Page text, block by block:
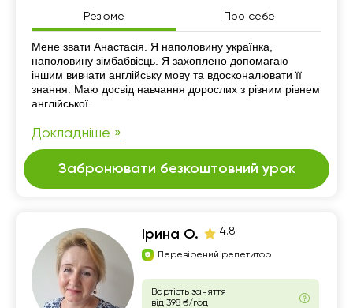
Резюме Про себе
Резюме
Мене звати Анастасія. Я наполовину українка,
наполовину зімбабвієць. Я захоплено допомагаю
іншим вивчати англійську мову та вдосконалювати її
знання. Маю досвід навчання дорослих з різним рівнем
англійської.
Докладніше »
Забронювати безкоштовний урок
Ірина О. 4.8
Перевірений репетитор
Вартість заняття
від 398 ₴/год